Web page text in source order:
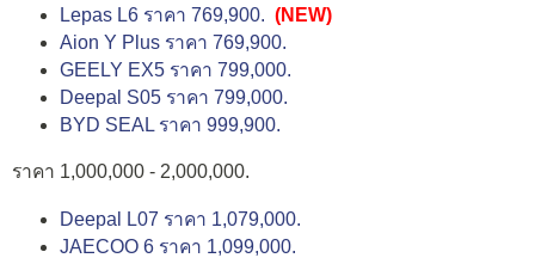
Lepas L6 ราคา 769,900. (NEW)
Aion Y Plus ราคา 769,900.
GEELY EX5 ราคา 799,000.
Deepal S05 ราคา 799,000.
BYD SEAL ราคา 999,900.
ราคา 1,000,000 - 2,000,000.
Deepal L07 ราคา 1,079,000.
JAECOO 6 ราคา 1,099,000.